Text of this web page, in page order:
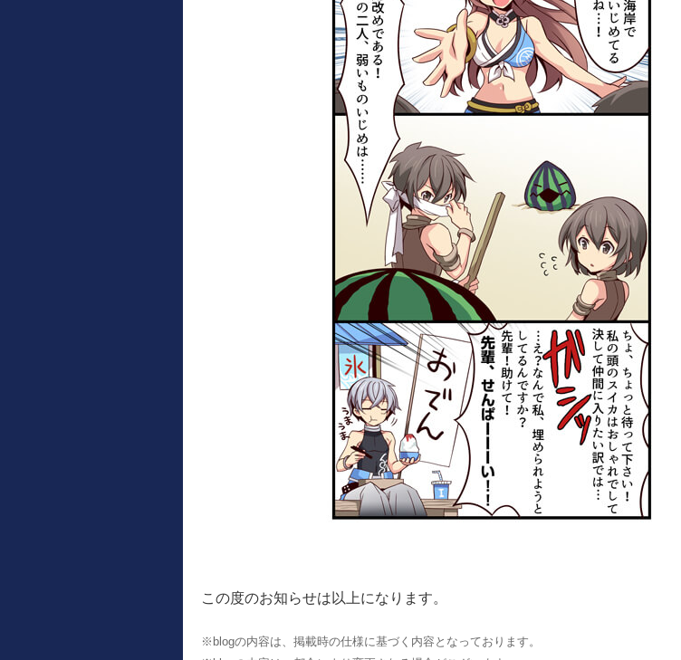
この度のお知らせは以上になります。
※blogの内容は、掲載時の仕様に基づく内容となっております。